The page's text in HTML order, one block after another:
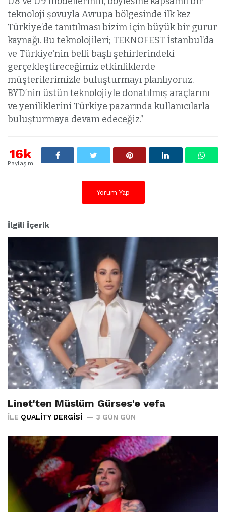
teknoloji şovuyla Avrupa bölgesinde ilk kez
Türkiye’de tanıtılması bizim için büyük bir gurur
kaynağı. Bu teknolojileri; TEKNOFEST İstanbul’da
ve Türkiye’nin belli başlı şehirlerindeki
gerçekleştireceğimiz etkinliklerde
müşterilerimizle buluşturmayı planlıyoruz.
BYD’nin üstün teknolojiyle donatılmış araçlarını
ve yeniliklerini Türkiye pazarında kullanıcılarla
buluşturmaya devam edeceğiz.”
16k
Paylaşım
Yorum Yap
İlgili İçerik
Linet'ten Müslüm Gürses'e vefa
İLE QUALITY DERGISI 3 GÜN GÜN